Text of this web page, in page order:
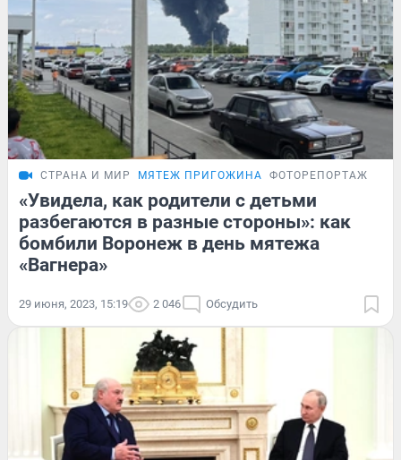
СТРАНА И МИР МЯТЕЖ ПРИГОЖИНА ФОТОРЕПОРТАЖ
«Увидела, как родители с детьми
разбегаются в разные стороны»: как
бомбили Воронеж в день мятежа
«Вагнера»
29 июня, 2023, 15:19 2 046 Обсудить